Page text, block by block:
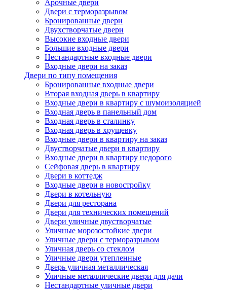
Арочные двери
Двери с терморазрывом
Бронированные двери
Двухстворчатые двери
Высокие входные двери
Большие входные двери
Нестандартные входные двери
Входные двери на заказ
Двери по типу помещения
Бронированные входные двери
Вторая входная дверь в квартиру
Входные двери в квартиру с шумоизоляцией
Входная дверь в панельный дом
Входная дверь в сталинку
Входная дверь в хрущевку
Входные двери в квартиру на заказ
Двустворчатые двери в квартиру
Входные двери в квартиру недорого
Сейфовая дверь в квартиру
Двери в коттедж
Входные двери в новостройку
Двери в котельную
Двери для ресторана
Двери для технических помещений
Двери уличные двустворчатые
Уличные морозостойкие двери
Уличные двери с терморазрывом
Уличная дверь со стеклом
Уличные двери утепленные
Дверь уличная металлическая
Уличные металлические двери для дачи
Нестандартные уличные двери